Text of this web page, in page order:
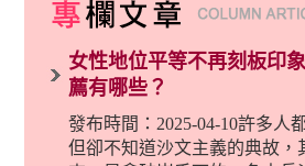
女性地位平等不再刻板印
薦有哪些？
發布時間：2025-04-10許多人
但卻不知道沙文主義的典故，